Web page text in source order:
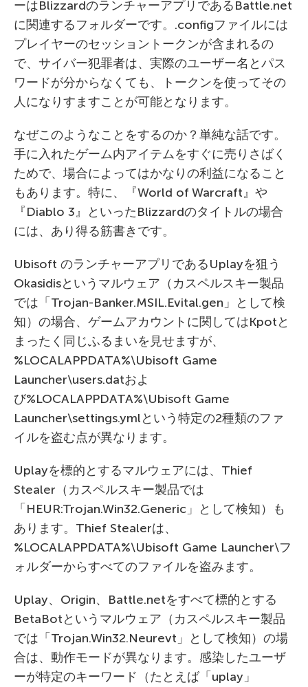
ーはBlizzardのランチャーアプリであるBattle.net
に関連するフォルダーです。.configファイルには
プレイヤーのセッショントークンが含まれるの
で、サイバー犯罪者は、実際のユーザー名とパス
ワードが分からなくても、トークンを使ってその
人になりすますことが可能となります。
なぜこのようなことをするのか？単純な話です。
手に入れたゲーム内アイテムをすぐに売りさばく
ためで、場合によってはかなりの利益になること
もあります。特に、『World of Warcraft』や
『Diablo 3』といったBlizzardのタイトルの場合
には、あり得る筋書きです。
Ubisoft のランチャーアプリであるUplayを狙う
Okasidisというマルウェア（カスペルスキー製品
では「Trojan-Banker.MSIL.Evital.gen」として検
知）の場合、ゲームアカウントに関してはKpotと
まったく同じふるまいを見せますが、
%LOCALAPPDATA%\Ubisoft Game
Launcher\users.datおよ
び%LOCALAPPDATA%\Ubisoft Game
Launcher\settings.ymlという特定の2種類のファ
イルを盗む点が異なります。
Uplayを標的とするマルウェアには、Thief
Stealer（カスペルスキー製品では
「HEUR:Trojan.Win32.Generic」として検知）も
あります。Thief Stealerは、
%LOCALAPPDATA%\Ubisoft Game Launcher\フ
ォルダーからすべてのファイルを盗みます。
Uplay、Origin、Battle.netをすべて標的とする
BetaBotというマルウェア（カスペルスキー製品
では「Trojan.Win32.Neurevt」として検知）の場
合は、動作モードが異なります。感染したユーザ
ーが特定のキーワード（たとえば「uplay」